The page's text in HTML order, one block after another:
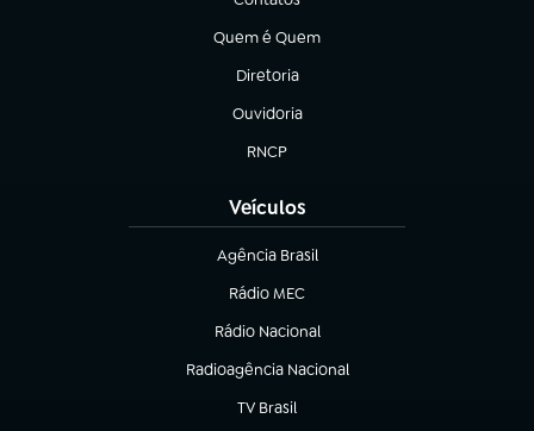
(abre em nova aba)
Quem é Quem
(abre em nova aba)
Diretoria
(abre em nova aba)
Ouvidoria
(abre em nova aba)
RNCP
(abre em nova aba)
Veículos
Agência Brasil
(abre em nova aba)
Rádio MEC
(abre em nova aba)
Rádio Nacional
Radioagência Nacional
(abre em nova aba)
TV Brasil
(abre em nova aba)